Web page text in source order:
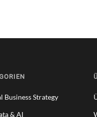
Business Strategy
& AI